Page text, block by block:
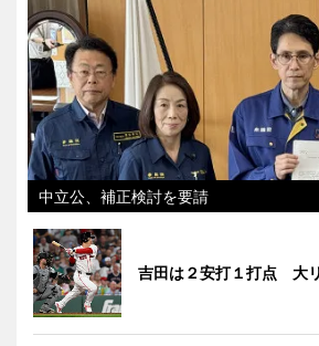
中立公、補正検討を要請
吉田は２安打１打点 大